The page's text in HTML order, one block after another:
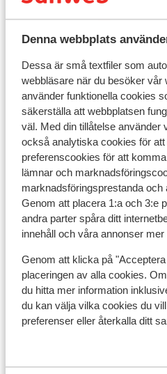
Denna webbplats
Dessa är små textfiler som
webbläsare när du besöker vår
använder funktionella cookies
säkerställa att webbplatsen
väl. Med din tillåtelse använder
också analytiska cookies för
preferenscookies för att
lämnar och
marknadsföringsprestanda och
Genom att placera 1:a och 3:e
andra parter spåra ditt
innehåll och våra annonser
Genom att klicka på
placeringen av alla cookies.
du hitta mer information
du kan välja vilka cookies du
preferenser eller återkalla ditt
I centrum
Avstånd till flygplats torino
Avstånd till pist ca 300 m
Avstånd till skidbuss ca 50
Avstånd till skidlift ca 300
Närmaste butiker ca 300 m
Närmaste kiosk ca 300 m
Lugnt läge
Liftkort/
Liftkort
Skidskola